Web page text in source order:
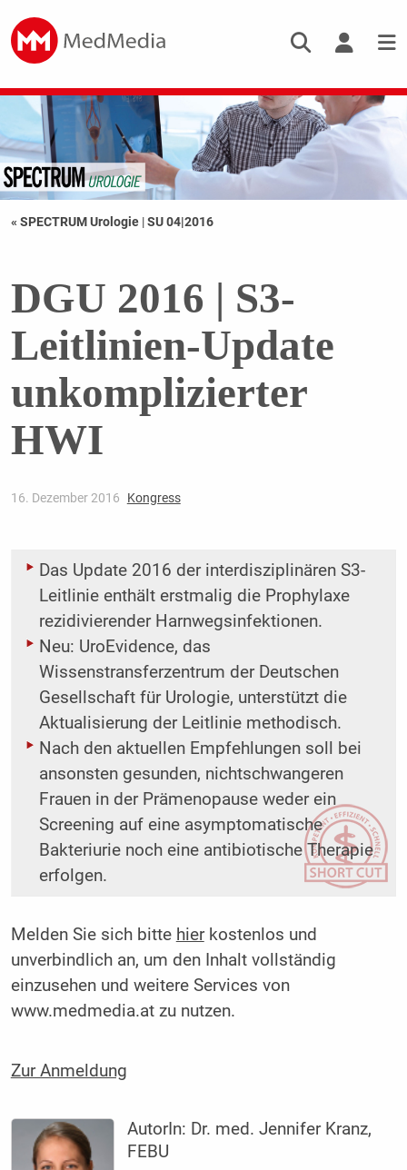
« SPECTRUM Urologie |SU 04|2016
DGU 2016 | S3-
Leitlinien-Update
unkomplizierter
HWI
16. Dezember 2016 Kongress
Das Update 2016 der interdisziplinären S3-
Leitlinie enthält erstmalig die Prophylaxe
rezidivierender Harnwegsinfektionen.
Neu: UroEvidence, das
Wissenstransferzentrum der Deutschen
Gesellschaft für Urologie, unterstützt die
Aktualisierung der Leitlinie methodisch.
Nach den aktuellen Empfehlungen soll bei
ansonsten gesunden, nichtschwangeren
Frauen in der Prämenopause weder ein
Screening auf eine asymptomatische
Bakteriurie noch eine antibiotische Therapie
erfolgen.
Melden Sie sich bitte hierkostenlos und
unverbindlich an, um den Inhalt vollständig
einzusehen und weitere Services von
www.medmedia.at zu nutzen.
Zur Anmeldung
AutorIn: Dr. med. Jennifer Kranz,
FEBU